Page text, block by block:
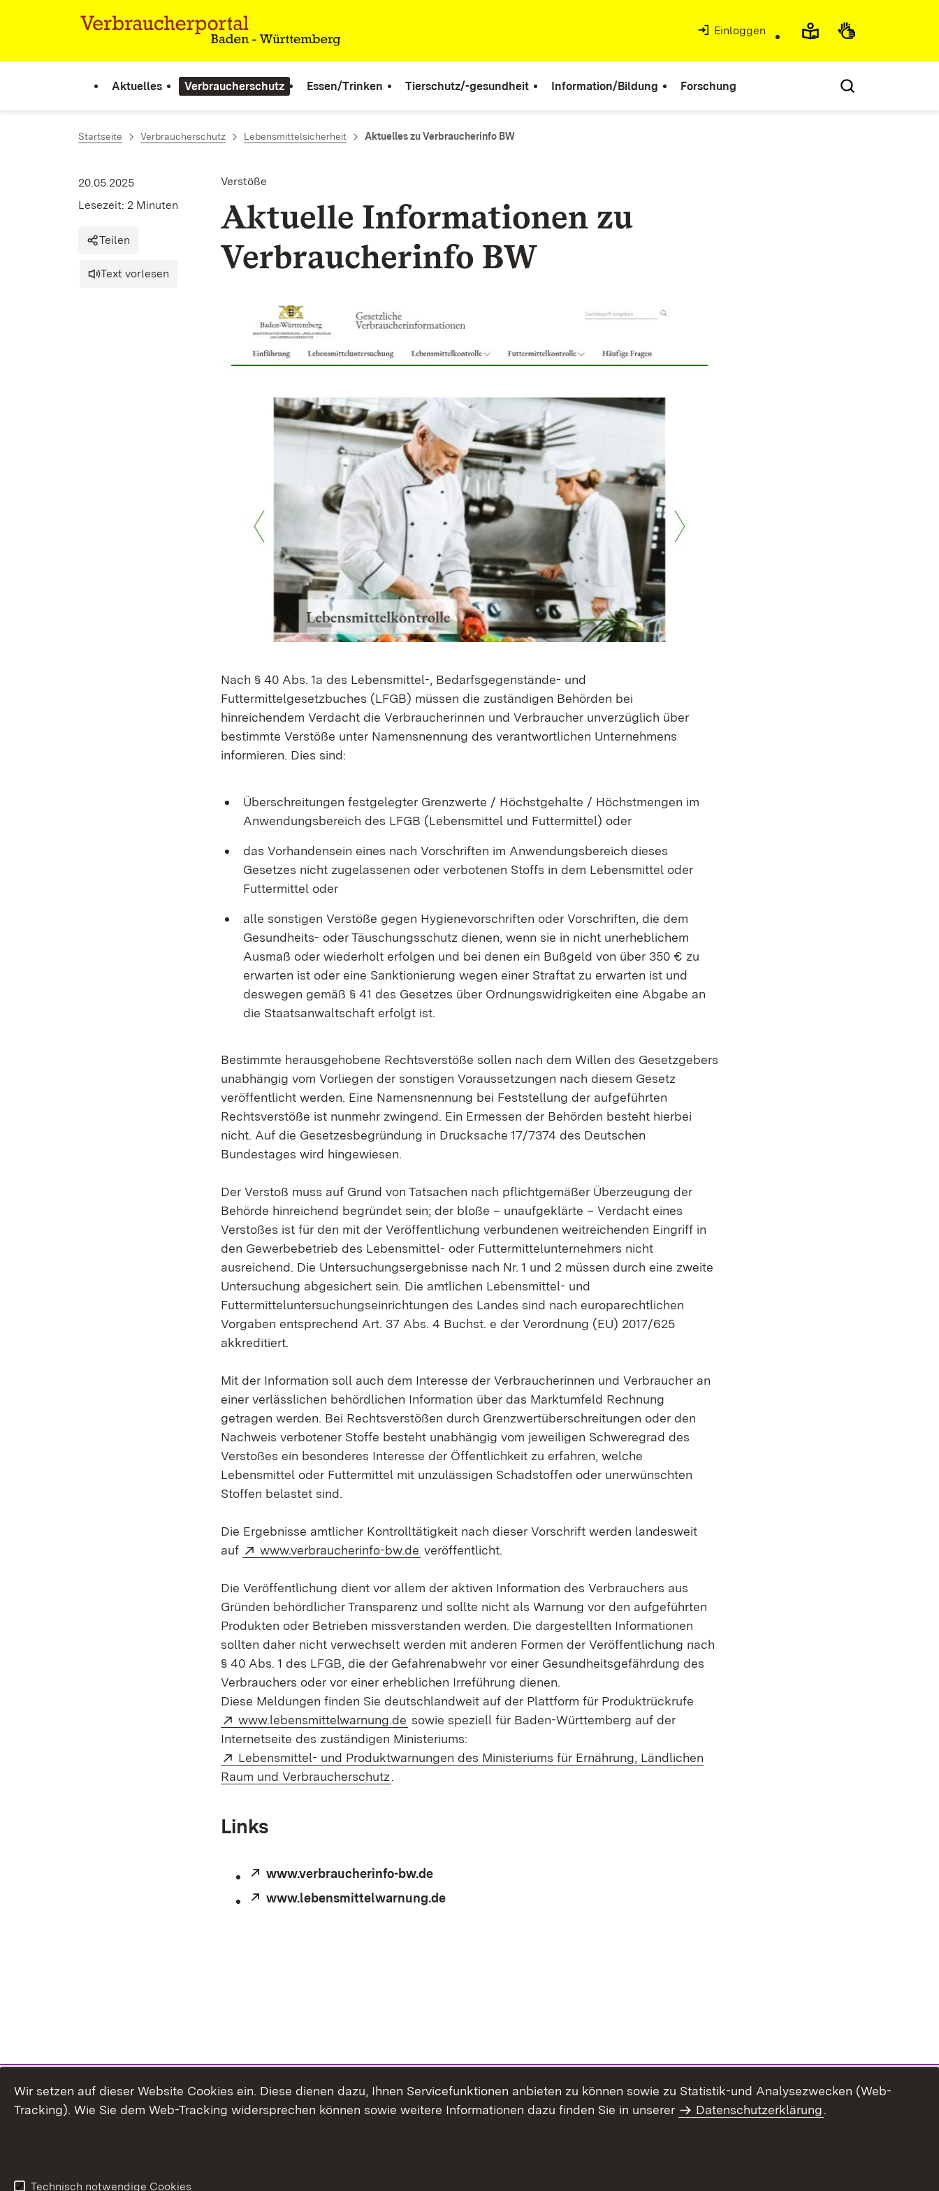
Zum Inhalt springen
Einloggen
Aktuelles Verbraucherschutz Essen/Trinken Tierschutz/-gesundheit Information/Bildung Forschung
Startseite Verbraucherschutz Lebensmittelsicherheit Aktuelles zu Verbraucherinfo BW
Verstöße
Aktuelle Informationen zu
Verbraucherinfo BW
20.05.2025
Lesezeit: 2 Minuten
Teilen
Text vorlesen
Nach § 40 Abs. 1a des Lebensmittel-, Bedarfsgegenstände- und
Futtermittelgesetzbuches (LFGB) müssen die zuständigen Behörden bei
hinreichendem Verdacht die Verbraucherinnen und Verbraucher unverzüglich über
bestimmte Verstöße unter Namensnennung des verantwortlichen Unternehmens
informieren. Dies sind:
Überschreitungen festgelegter Grenzwerte / Höchstgehalte / Höchstmengen im
Anwendungsbereich des LFGB (Lebensmittel und Futtermittel) oder
das Vorhandensein eines nach Vorschriften im Anwendungsbereich dieses
Gesetzes nicht zugelassenen oder verbotenen Stoffs in dem Lebensmittel oder
Futtermittel oder
alle sonstigen Verstöße gegen Hygienevorschriften oder Vorschriften, die dem
Gesundheits- oder Täuschungsschutz dienen, wenn sie in nicht unerheblichem
Ausmaß oder wiederholt erfolgen und bei denen ein Bußgeld von über 350 € zu
erwarten ist oder eine Sanktionierung wegen einer Straftat zu erwarten ist und
deswegen gemäß § 41 des Gesetzes über Ordnungswidrigkeiten eine Abgabe an
die Staatsanwaltschaft erfolgt ist.
Bestimmte herausgehobene Rechtsverstöße sollen nach dem Willen des Gesetzgebers
unabhängig vom Vorliegen der sonstigen Voraussetzungen nach diesem Gesetz
veröffentlicht werden. Eine Namensnennung bei Feststellung der aufgeführten
Rechtsverstöße ist nunmehr zwingend. Ein Ermessen der Behörden besteht hierbei
nicht. Auf die Gesetzesbegründung in Drucksache 17/7374 des Deutschen
Bundestages wird hingewiesen.
Der Verstoß muss auf Grund von Tatsachen nach pflichtgemäßer Überzeugung der
Behörde hinreichend begründet sein; der bloße – unaufgeklärte – Verdacht eines
Verstoßes ist für den mit der Veröffentlichung verbundenen weitreichenden Eingriff in
den Gewerbebetrieb des Lebensmittel- oder Futtermittelunternehmers nicht
ausreichend. Die Untersuchungsergebnisse nach Nr. 1 und 2 müssen durch eine zweite
Untersuchung abgesichert sein. Die amtlichen Lebensmittel- und
Futtermitteluntersuchungseinrichtungen des Landes sind nach europarechtlichen
Vorgaben entsprechend Art. 37 Abs. 4 Buchst. e der Verordnung (EU) 2017/625
akkreditiert.
Mit der Information soll auch dem Interesse der Verbraucherinnen und Verbraucher an
einer verlässlichen behördlichen Information über das Marktumfeld Rechnung
getragen werden. Bei Rechtsverstößen durch Grenzwertüberschreitungen oder den
Nachweis verbotener Stoffe besteht unabhängig vom jeweiligen Schweregrad des
Verstoßes ein besonderes Interesse der Öffentlichkeit zu erfahren, welche
Lebensmittel oder Futtermittel mit unzulässigen Schadstoffen oder unerwünschten
Stoffen belastet sind.
Die Ergebnisse amtlicher Kontrolltätigkeit nach dieser Vorschrift werden landesweit
auf
Extern:
www.verbraucherinfo-bw.de (Öffnet in neuem Fenster)
veröffentlicht.
Die Veröffentlichung dient vor allem der aktiven Information des Verbrauchers aus
Gründen behördlicher Transparenz und sollte nicht als Warnung vor den aufgeführten
Produkten oder Betrieben missverstanden werden. Die dargestellten Informationen
sollten daher nicht verwechselt werden mit anderen Formen der Veröffentlichung nach
§ 40 Abs. 1 des LFGB, die der Gefahrenabwehr vor einer Gesundheitsgefährdung des
Verbrauchers oder vor einer erheblichen Irreführung dienen.
Diese Meldungen finden Sie deutschlandweit auf der Plattform für Produktrückrufe
Extern:
www.lebensmittelwarnung.de (Öffnet in neuem Fenster)
sowie speziell für Baden-Württemberg auf der
Internetseite des zuständigen Ministeriums:
Extern:
Lebensmittel- und Produktwarnungen des Ministeriums für Ernährung, Ländlichen
Raum und Verbraucherschutz.
Links
Extern:
www.verbraucherinfo-bw.de
Extern:
www.lebensmittelwarnung.de
Wir setzen auf dieser Website Cookies ein. Diese dienen dazu, Ihnen Servicefunktionen anbieten zu können sowie zu Statistik-und Analysezwecken (Web-
Tracking). Wie Sie dem Web-Tracking widersprechen können sowie weitere Informationen dazu finden Sie in unserer
Datenschutzerklärung.
Technisch notwendige Cookies